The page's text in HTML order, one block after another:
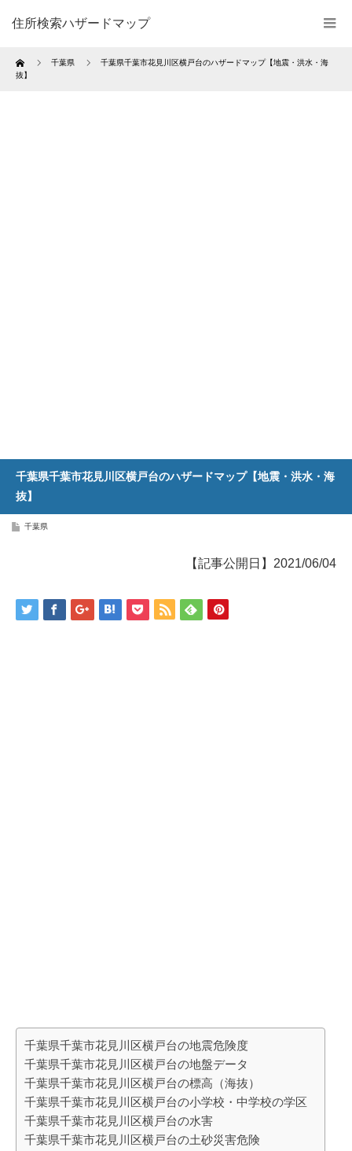
住所検索ハザードマップ
Home 千葉県
千葉県千葉市花見川区横戸台のハザードマップ【地震・洪水・海
抜】
千葉県千葉市花見川区横戸台のハザードマップ【地震・洪水・海
抜】
千葉県
【記事公開日】2021/06/04
千葉県千葉市花見川区横戸台の地震危険度
千葉県千葉市花見川区横戸台の地盤データ
千葉県千葉市花見川区横戸台の標高（海抜）
千葉県千葉市花見川区横戸台の小学校・中学校の学区
千葉県千葉市花見川区横戸台の水害
千葉県千葉市花見川区横戸台の土砂災害危険